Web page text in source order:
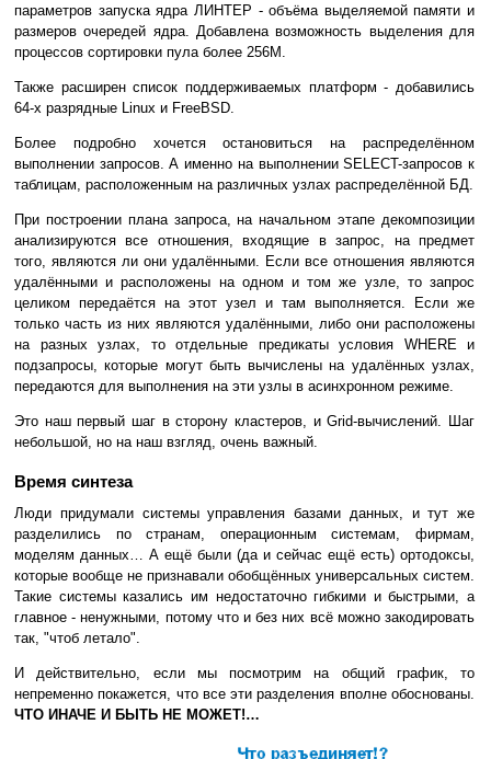
параметров запуска ядра ЛИНТЕР - объёма выделяемой памяти и
размеров очередей ядра. Добавлена возможность выделения для
процессов сортировки пула более 256М.
Также расширен список поддерживаемых платформ - добавились
64-х разрядные Linux и FreeBSD.
Более подробно хочется остановиться на распределённом
выполнении запросов. А именно на выполнении SELECT-запросов к
таблицам, расположенным на различных узлах распределённой БД.
При построении плана запроса, на начальном этапе декомпозиции
анализируются все отношения, входящие в запрос, на предмет
того, являются ли они удалёнными. Если все отношения являются
удалёнными и расположены на одном и том же узле, то запрос
целиком передаётся на этот узел и там выполняется. Если же
только часть из них являются удалёнными, либо они расположены
на разных узлах, то отдельные предикаты условия WHERE и
подзапросы, которые могут быть вычислены на удалённых узлах,
передаются для выполнения на эти узлы в асинхронном режиме.
Это наш первый шаг в сторону кластеров, и Grid-вычислений. Шаг
небольшой, но на наш взгляд, очень важный.
Время синтеза
Люди придумали системы управления базами данных, и тут же
разделились по странам, операционным системам, фирмам,
моделям данных… А ещё были (да и сейчас ещё есть) ортодоксы,
которые вообще не признавали обобщённых универсальных систем.
Такие системы казались им недостаточно гибкими и быстрыми, а
главное - ненужными, потому что и без них всё можно закодировать
так, "чтоб летало".
И действительно, если мы посмотрим на общий график, то
непременно покажется, что все эти разделения вполне обоснованы.
ЧТО ИНАЧЕ И БЫТЬ НЕ МОЖЕТ!…